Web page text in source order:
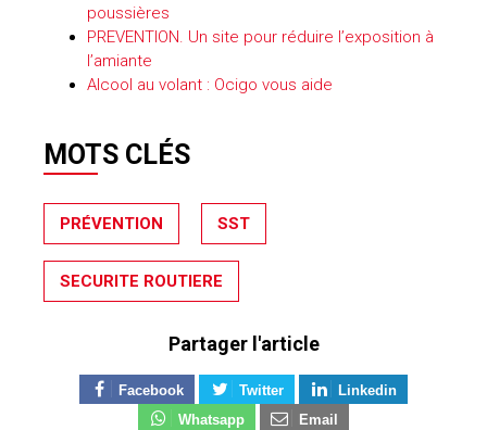
poussières
PREVENTION. Un site pour réduire l’exposition à
l’amiante
Alcool au volant : Ocigo vous aide
MOTS CLÉS
PRÉVENTION SST
SECURITE ROUTIERE
Partager l'article
Facebook Twitter
Linkedin
Whatsapp
Email